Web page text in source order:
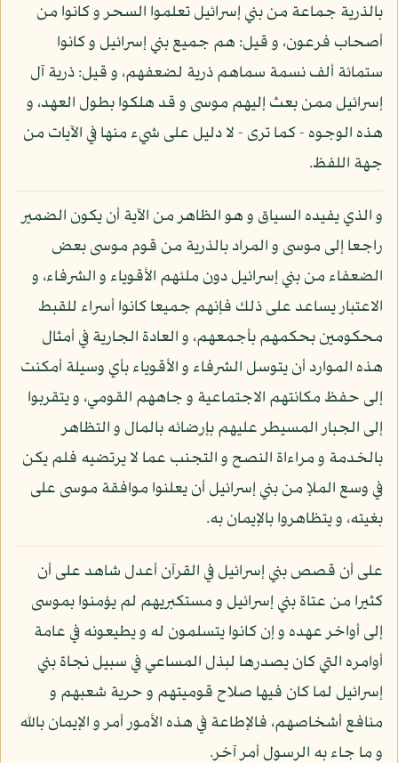
بالذرية جماعة من بني إسرائيل تعلموا السحر و كانوا من
أصحاب فرعون، و قيل: هم جميع بني إسرائيل و كانوا
ستمائة ألف نسمة سماهم ذرية لضعفهم، و قيل: ذرية آل
إسرائيل ممن بعث إليهم موسى و قد هلكوا بطول العهد، و
هذه الوجوه - كما ترى - لا دليل على شيء منها في الآيات من
جهة اللفظ.
و الذي يفيده السياق و هو الظاهر من الآية أن يكون الضمير
راجعا إلى موسى و المراد بالذرية من قوم موسى بعض
الضعفاء من بني إسرائيل دون ملئهم الأقوياء و الشرفاء، و
الاعتبار يساعد على ذلك فإنهم جميعا كانوا أسراء للقبط
محكومين بحكمهم بأجمعهم، و العادة الجارية في أمثال
هذه الموارد أن يتوسل الشرفاء و الأقوياء بأي وسيلة أمكنت
إلى حفظ مكانتهم الاجتماعية و جاههم القومي، و يتقربوا
إلى الجبار المسيطر عليهم بإرضائه بالمال و التظاهر
بالخدمة و مراءاة النصح و التجنب عما لا يرتضيه فلم يكن
في وسع الملإ من بني إسرائيل أن يعلنوا موافقة موسى على
بغيته، و يتظاهروا بالإيمان به.
على أن قصص بني إسرائيل في القرآن أعدل شاهد على أن
كثيرا من عتاة بني إسرائيل و مستكبريهم لم يؤمنوا بموسى
إلى أواخر عهده و إن كانوا يتسلمون له و يطيعونه في عامة
أوامره التي كان يصدرها لبذل المساعي في سبيل نجاة بني
إسرائيل لما كان فيها صلاح قوميتهم و حرية شعبهم و
منافع أشخاصهم، فالإطاعة في هذه الأمور أمر و الإيمان بالله
و ما جاء به الرسول أمر آخر.